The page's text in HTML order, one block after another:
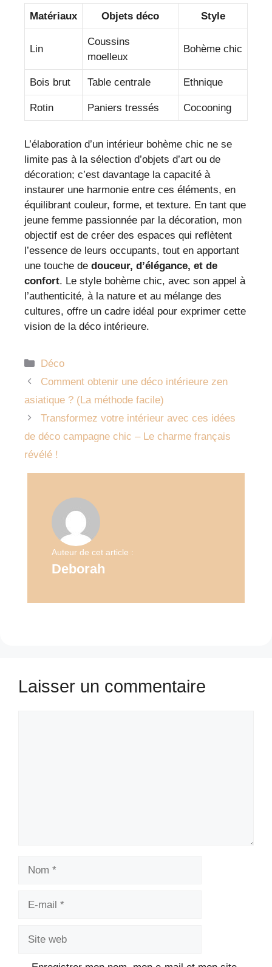
Matériaux Objets déco Style
Lin
Coussins
moelleux
Bohème chic
Bois brut Table centrale Ethnique
Rotin Paniers tressés Cocooning
L’élaboration d’un intérieur bohème chic ne se
limite pas à la sélection d’objets d’art ou de
décoration; c’est davantage la capacité à
instaurer une harmonie entre ces éléments, en
équilibrant couleur, forme, et texture. En tant que
jeune femme passionnée par la décoration, mon
objectif est de créer des espaces qui reflètent
l’essence de leurs occupants, tout en apportant
une touche de douceur, d’élégance, et de
confort. Le style bohème chic, avec son appel à
l’authenticité, à la nature et au mélange des
cultures, offre un cadre idéal pour exprimer cette
vision de la déco intérieure.
Catégories
Déco
Comment obtenir une déco intérieure zen
asiatique ? (La méthode facile)
Transformez votre intérieur avec ces idées
de déco campagne chic – Le charme français
révélé !
Auteur de cet article :
Deborah
Laisser un commentaire